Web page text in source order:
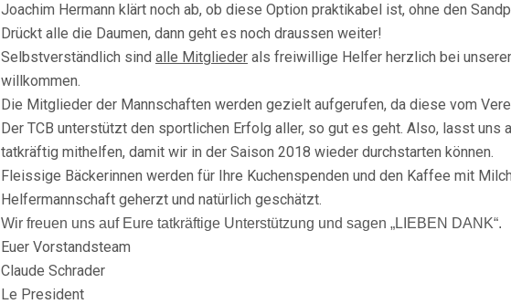
Joachim Hermann klärt noch ab, ob diese Option praktikabel ist, ohne den
Drückt alle die Daumen, dann geht es noch draussen weiter!
Selbstverständlich sind alle Mitglieder als freiwillige Helfer herzlich bei
willkommen.
Die Mitglieder der Mannschaften werden gezielt aufgerufen, da diese vom
Der TCB unterstützt den sportlichen Erfolg aller, so gut es geht. Also, lasst uns
tatkräftig mithelfen, damit wir in der Saison 2018 wieder durchstarten können.
Fleissige Bäckerinnen werden für Ihre Kuchenspenden und den Kaffee mit
Helfermannschaft geherzt und natürlich geschätzt.
Wir freuen uns auf Eure tatkräftige Unterstützung und sagen „LIEBEN DANK“.
Euer Vorstandsteam
Claude Schrader
Le President